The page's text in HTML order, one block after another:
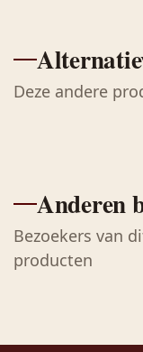
Deze andere
Anderen
Bezoekers van
producten